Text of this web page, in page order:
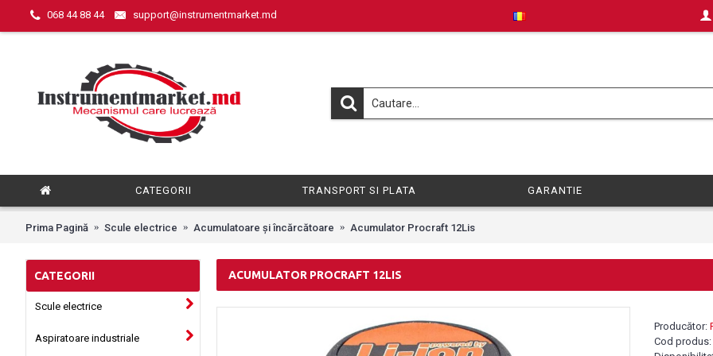
068 44 88 44 support@instrumentmarket.md
CATEGORII TRANSPORT SI PLATA GARANTIE
Prima Pagină Scule electrice Acumulatoare și încărcătoare Acumulator Procraft 12Lis
CATEGORII
Scule electrice
Aspiratoare industriale
ACUMULATOR PROCRAFT 12LIS
Producător:
Cod produs: